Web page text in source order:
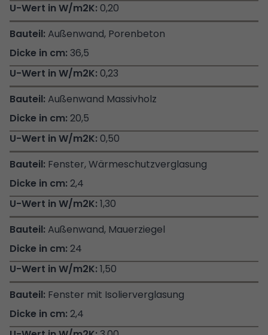
0,20
Außenwand, Porenbeton
36,5
0,23
Außenwand Massivholz
20,5
0,50
Fenster, Wärmeschutzverglasung
2,4
1,30
Außenwand, Mauerziegel
24
1,50
Fenster mit Isolierverglasung
2,4